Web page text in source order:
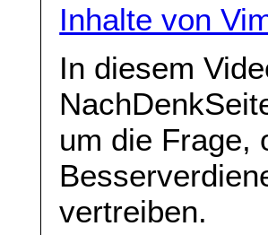
Inhalte von
In diesem
um die Frage,
vertreiben.